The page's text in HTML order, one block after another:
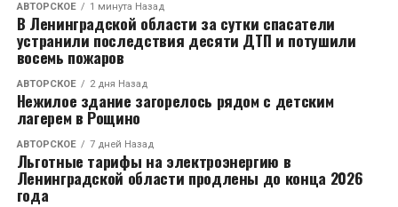
CЛЕДУЮЩЕЕ
В Ленинградской области за сутки спасатели
устранили последствия десяти ДТП и потушили
восемь пожаров
НЕ ПРОПУСТИТЕ
Льготные тарифы на электроэнергию в
Ленинградской области продлены до конца 2026
года
АВТОРСКОЕ 1 минута Назад
В Ленинградской области за сутки спасатели
устранили последствия десяти ДТП и потушили
восемь пожаров
АВТОРСКОЕ 2 дня Назад
Нежилое здание загорелось рядом с детским
лагерем в Рощино
АВТОРСКОЕ 7 дней Назад
Льготные тарифы на электроэнергию в
Ленинградской области продлены до конца 2026
года